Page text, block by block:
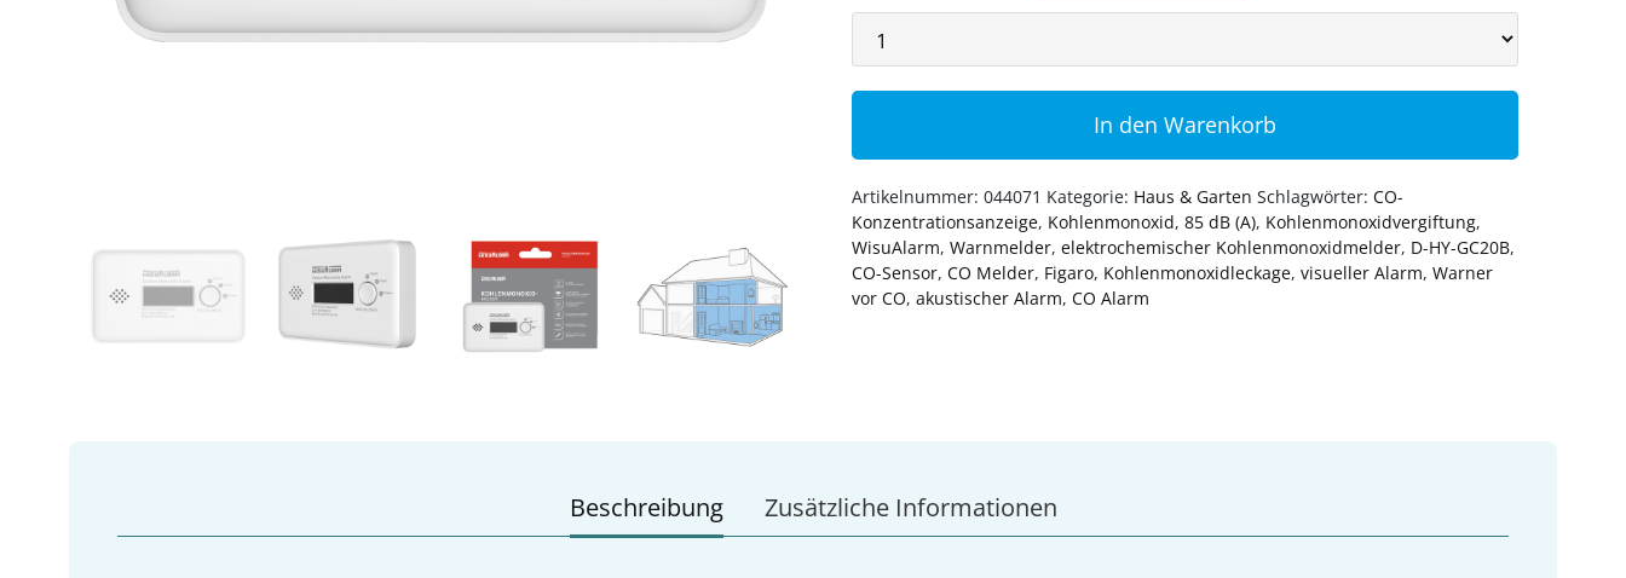
In den Warenkorb
Artikelnummer: 044071 Kategorie: Haus & Garten Schlagwörter: CO-
Konzentrationsanzeige, Kohlenmonoxid, 85 dB (A), Kohlenmonoxidvergiftung,
WisuAlarm, Warnmelder, elektrochemischer Kohlenmonoxidmelder, D-HY-GC20B,
CO-Sensor, CO Melder, Figaro, Kohlenmonoxidleckage, visueller Alarm, Warner
vor CO, akustischer Alarm, CO Alarm
Beschreibung Zusätzliche Informationen